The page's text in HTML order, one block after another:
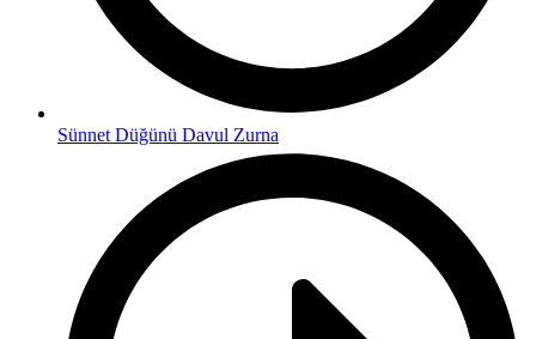
Sünnet Düğünü Davul Zurna